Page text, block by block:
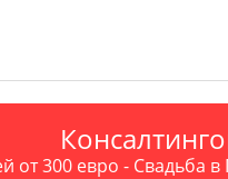
от 300 евро - Свадьба